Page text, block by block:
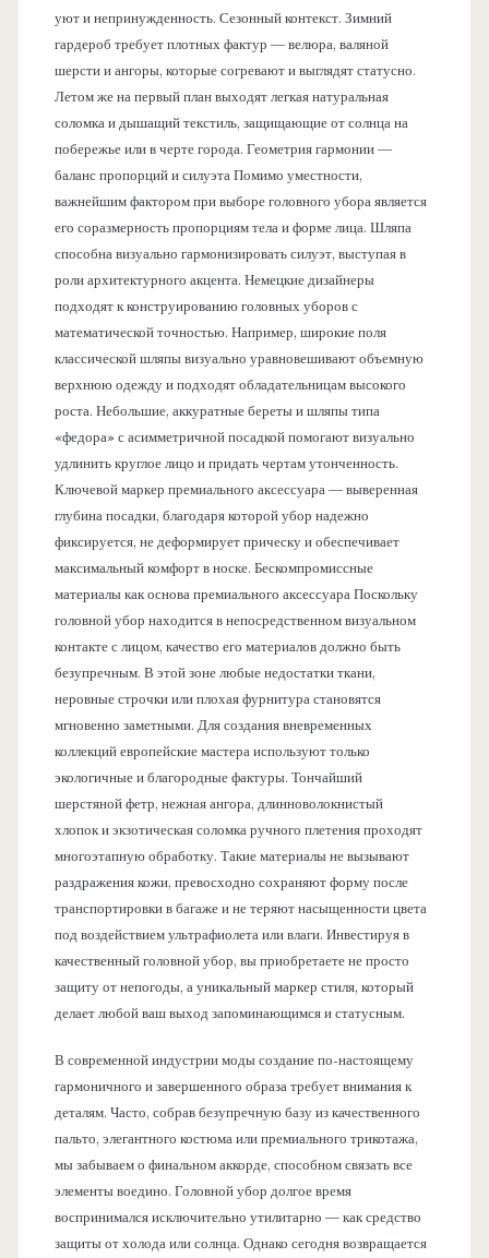
уют и непринужденность. Сезонный контекст. Зимний
гардероб требует плотных фактур — велюра, валяной
шерсти и ангоры, которые согревают и выглядят статусно.
Летом же на первый план выходят легкая натуральная
соломка и дышащий текстиль, защищающие от солнца на
побережье или в черте города. Геометрия гармонии —
баланс пропорций и силуэта Помимо уместности,
важнейшим фактором при выборе головного убора является
его соразмерность пропорциям тела и форме лица. Шляпа
способна визуально гармонизировать силуэт, выступая в
роли архитектурного акцента. Немецкие дизайнеры
подходят к конструированию головных уборов с
математической точностью. Например, широкие поля
классической шляпы визуально уравновешивают объемную
верхнюю одежду и подходят обладательницам высокого
роста. Небольшие, аккуратные береты и шляпы типа
«федора» с асимметричной посадкой помогают визуально
удлинить круглое лицо и придать чертам утонченность.
Ключевой маркер премиального аксессуара — выверенная
глубина посадки, благодаря которой убор надежно
фиксируется, не деформирует прическу и обеспечивает
максимальный комфорт в носке. Бескомпромиссные
материалы как основа премиального аксессуара Поскольку
головной убор находится в непосредственном визуальном
контакте с лицом, качество его материалов должно быть
безупречным. В этой зоне любые недостатки ткани,
неровные строчки или плохая фурнитура становятся
мгновенно заметными. Для создания вневременных
коллекций европейские мастера используют только
экологичные и благородные фактуры. Тончайший
шерстяной фетр, нежная ангора, длинноволокнистый
хлопок и экзотическая соломка ручного плетения проходят
многоэтапную обработку. Такие материалы не вызывают
раздражения кожи, превосходно сохраняют форму после
транспортировки в багаже и не теряют насыщенности цвета
под воздействием ультрафиолета или влаги. Инвестируя в
качественный головной убор, вы приобретаете не просто
защиту от непогоды, а уникальный маркер стиля, который
делает любой ваш выход запоминающимся и статусным.
В современной индустрии моды создание по-настоящему
гармоничного и завершенного образа требует внимания к
деталям. Часто, собрав безупречную базу из качественного
пальто, элегантного костюма или премиального трикотажа,
мы забываем о финальном аккорде, способном связать все
элементы воедино. Головной убор долгое время
воспринимался исключительно утилитарно — как средство
защиты от холода или солнца. Однако сегодня возвращается